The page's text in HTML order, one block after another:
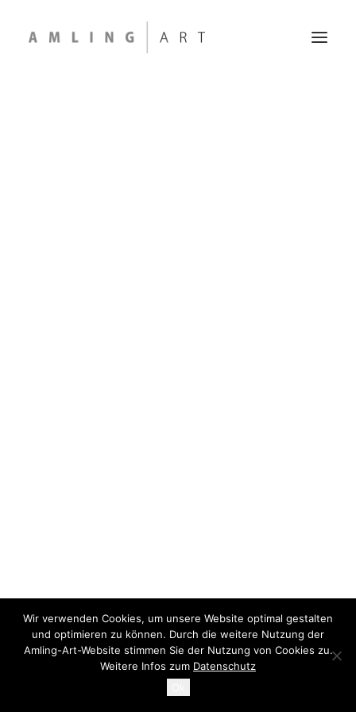
© 2026 Amling Art. All rights reserved
Wir verwenden Cookies, um unsere Website optimal gestalten
und optimieren zu können. Durch die weitere Nutzung der
Amling-Art-Website stimmen Sie der Nutzung von Cookies zu.
Weitere Infos zum Datenschutz